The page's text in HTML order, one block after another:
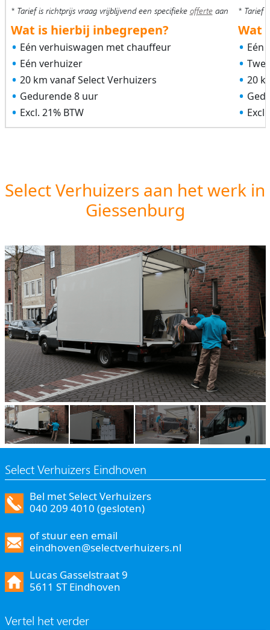
* Tarief is richtprijs vraag vrijblijvend een specifieke offerteaan
Wat is hierbij inbegrepen?
Eén verhuiswagen met chauffeur
Eén verhuizer
20 km vanaf Select Verhuizers
Gedurende 8 uur
Excl. 21% BTW
* Tarief
Wat
Eén
20
Excl.
Select Verhuizers aan het werk in
Giessenburg
Select Verhuizers Eindhoven
Bel met Select Verhuizers
040 209 4010 (gesloten)
of stuur een email
eindhoven@selectverhuizers.nl
Lucas Gasselstraat 9
5611 ST Eindhoven
Vertel het verder